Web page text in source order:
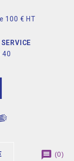
100 € HT
40
message (0)